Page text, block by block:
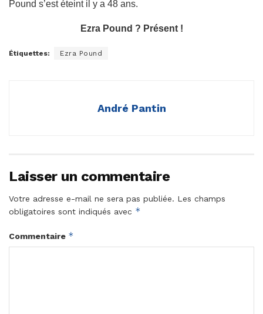
Pound s’est éteint il y a 48 ans.
Ezra Pound ? Présent !
Étiquettes: Ezra Pound
André Pantin
Laisser un commentaire
Votre adresse e-mail ne sera pas publiée. Les champs
obligatoires sont indiqués avec *
Commentaire *